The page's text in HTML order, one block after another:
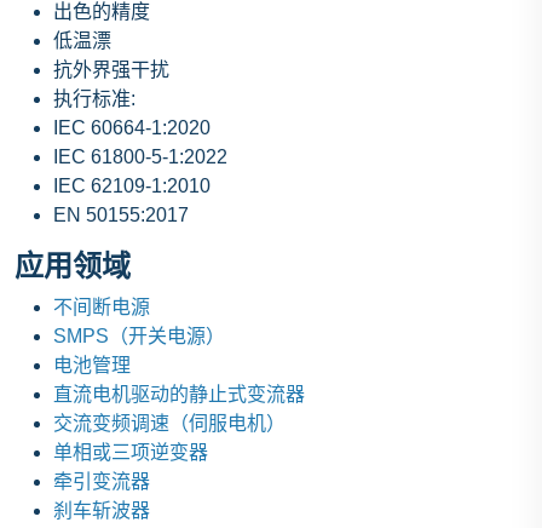
出色的精度
低温漂
抗外界强干扰
执行标准:
IEC 60664-1:2020
IEC 61800-5-1:2022
IEC 62109-1:2010
EN 50155:2017
应用领域
不间断电源
SMPS（开关电源）
电池管理
直流电机驱动的静止式变流器
交流变频调速（伺服电机）
单相或三项逆变器
牵引变流器
刹车斩波器